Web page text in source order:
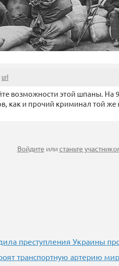
url
возможности этой шпаны. На
как и прочий криминал той же
Войдите илистаньте
преступления Украины
транспортную артерию